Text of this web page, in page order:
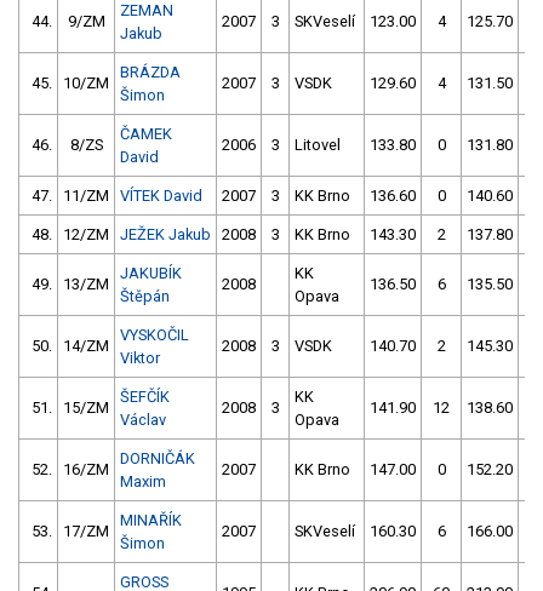
44. 9/ZM
ZEMAN
Jakub
2007 3 SKVeselí 123.00 4 125.70
45. 10/ZM
BRÁZDA
Šimon
2007 3 VSDK 129.60 4 131.50
46. 8/ZS
ČAMEK
David
2006 3 Litovel 133.80 0 131.80
47. 11/ZM VÍTEK David 2007 3 KK Brno 136.60 0 140.60
48. 12/ZM JEŽEK Jakub 2008 3 KK Brno 143.30 2 137.80
49. 13/ZM
JAKUBÍK
Štěpán
2008
KK
Opava
136.50 6 135.50
50. 14/ZM
VYSKOČIL
Viktor
2008 3 VSDK 140.70 2 145.30
51. 15/ZM
ŠEFČÍK
Václav
2008 3
KK
Opava
141.90 12 138.60
52. 16/ZM
DORNIČÁK
Maxim
2007 KK Brno 147.00 0 152.20
53. 17/ZM
MINAŘÍK
Šimon
2007 SKVeselí 160.30 6 166.00
GROSS